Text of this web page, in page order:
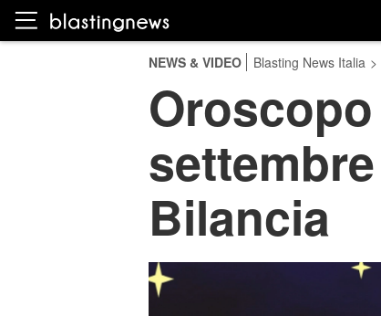
NEWS & VIDEO Blasting News Italia >
Bilancia